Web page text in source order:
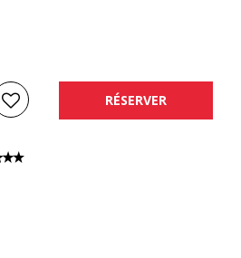
RÉSERVER